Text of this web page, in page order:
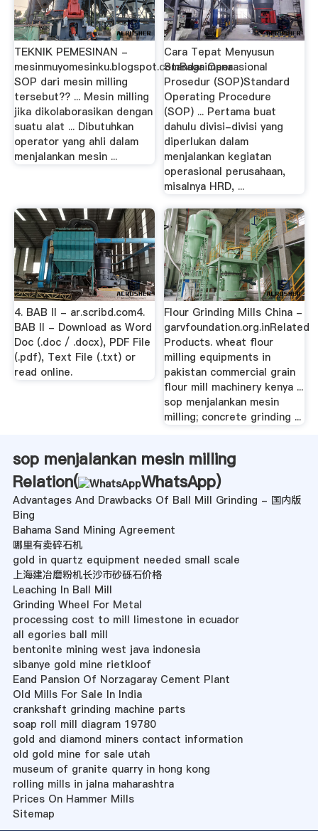
TEKNIK PEMESINAN -
mesinmuyomesinku.blogspot.comBagaimana
SOP dari mesin milling
tersebut?? ... Mesin milling
jika dikolaborasikan dengan
suatu alat ... Dibutuhkan
operator yang ahli dalam
menjalankan mesin ...
Cara Tepat Menyusun
Standar Operasional
Prosedur (SOP)Standard
Operating Procedure
(SOP) ... Pertama buat
dahulu divisi-divisi yang
diperlukan dalam
menjalankan kegiatan
operasional perusahaan,
misalnya HRD, ...
4. BAB II - ar.scribd.com4.
BAB II - Download as Word
Doc (.doc / .docx), PDF File
(.pdf), Text File (.txt) or
read online.
Flour Grinding Mills China -
garvfoundation.org.inRelated
Products. wheat flour
milling equipments in
pakistan commercial grain
flour mill machinery kenya ...
sop menjalankan mesin
milling; concrete grinding ...
sop menjalankan mesin milling
Relation(
WhatsApp)
Advantages And Drawbacks Of Ball Mill Grinding - 国内版
Bing
Bahama Sand Mining Agreement
哪里有卖碎石机
gold in quartz equipment needed small scale
上海建冶磨粉机长沙市砂砾石价格
Leaching In Ball Mill
Grinding Wheel For Metal
processing cost to mill limestone in ecuador
all egories ball mill
bentonite mining west java indonesia
sibanye gold mine rietkloof
Eand Pansion Of Norzagaray Cement Plant
Old Mills For Sale In India
crankshaft grinding machine parts
soap roll mill diagram 19780
gold and diamond miners contact information
old gold mine for sale utah
museum of granite quarry in hong kong
rolling mills in jalna maharashtra
Prices On Hammer Mills
Sitemap